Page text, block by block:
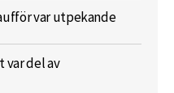
var utpekande
del av